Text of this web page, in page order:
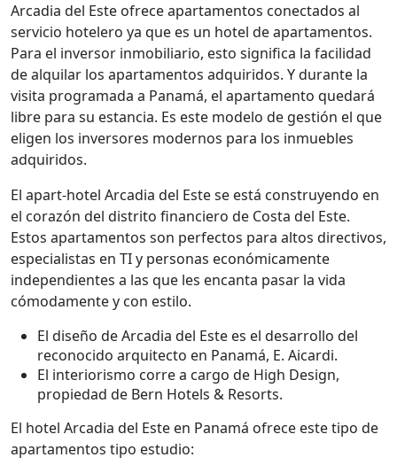
Arcadia del Este ofrece apartamentos conectados al
servicio hotelero ya que es un hotel de apartamentos.
Para el inversor inmobiliario, esto significa la facilidad
de alquilar los apartamentos adquiridos. Y durante la
visita programada a Panamá, el apartamento quedará
libre para su estancia. Es este modelo de gestión el que
eligen los inversores modernos para los inmuebles
adquiridos.
El apart-hotel Arcadia del Este se está construyendo en
el corazón del distrito financiero de Costa del Este.
Estos apartamentos son perfectos para altos directivos,
especialistas en TI y personas económicamente
independientes a las que les encanta pasar la vida
cómodamente y con estilo.
El diseño de Arcadia del Este es el desarrollo del
reconocido arquitecto en Panamá, E. Aicardi.
El interiorismo corre a cargo de High Design,
propiedad de Bern Hotels & Resorts.
El hotel Arcadia del Este en Panamá ofrece este tipo de
apartamentos tipo estudio: